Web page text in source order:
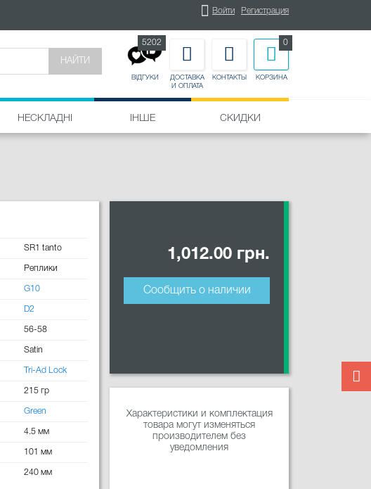
Войти Регистрация
НАЙТИ
ВІДГУКИ
5202
ДОСТАВКА
И ОПЛАТА
КОНТАКТЫ КОРЗИНА
0
НЕСКЛАДНІ ІНШЕ СКИДКИ
SR1 tanto
Реплики
G10
D2
56-58
Satin
Tri-Ad Lock
215 гр
Green
4.5 мм
101 мм
240 мм
1,012.00 грн.
Сообщить о наличии
Характеристики и комплектация
товара могут изменяться
производителем без
уведомления